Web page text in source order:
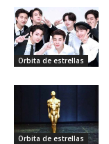
Orbita de estrellas
Orbita de estrellas